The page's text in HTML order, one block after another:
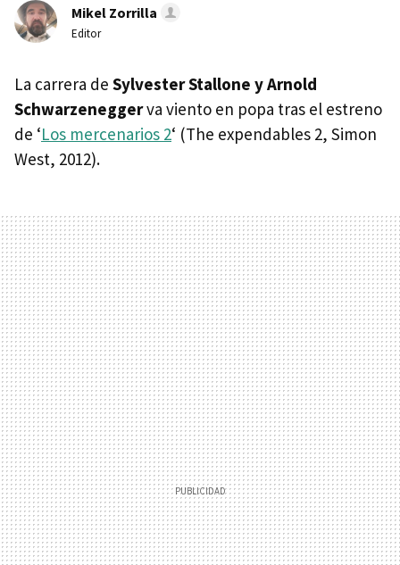
Mikel Zorrilla
Editor
La carrera de Sylvester Stallone y Arnold
Schwarzeneggerva viento en popa tras el estreno
de ‘Los mercenarios 2‘ (The expendables 2, Simon
West, 2012).